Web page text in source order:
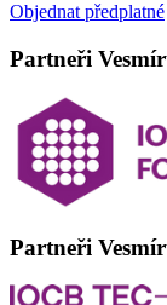
Objednat předplatné
Partneři
Partneři